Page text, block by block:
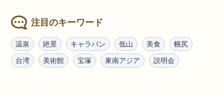
注目のキーワード
温泉 絶景 キャラバン 低山 美食 幌尻
台湾 美術館 宝塚 東南アジア 説明会